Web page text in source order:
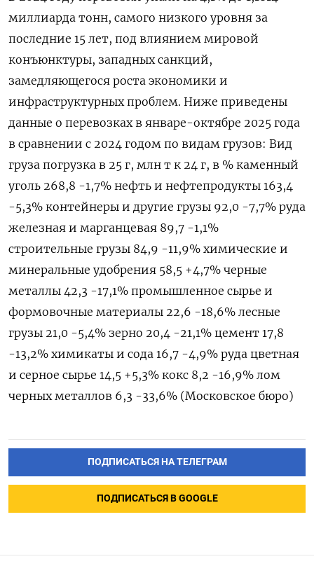
миллиарда тонн, самого низкого уровня за
последние 15 лет, под влиянием мировой
конъюнктуры, западных санкций,
замедляющегося роста экономики и
инфраструктурных проблем. Ниже приведены
данные о перевозках в январе-октябре 2025 года
в сравнении с 2024 годом по видам грузов: Вид
груза погрузка в 25 г, млн т к 24 г, в % каменный
уголь 268,8 -1,7% нефть и нефтепродукты 163,4
-5,3% контейнеры и другие грузы 92,0 -7,7% руда
железная и марганцевая 89,7 -1,1%
строительные грузы 84,9 -11,9% химические и
минеральные удобрения 58,5 +4,7% черные
металлы 42,3 -17,1% промышленное сырье и
формовочные материалы 22,6 -18,6% лесные
грузы 21,0 -5,4% зерно 20,4 -21,1% цемент 17,8
-13,2% химикаты и сода 16,7 -4,9% руда цветная
и серное сырье 14,5 +5,3% кокс 8,2 -16,9% лом
черных металлов 6,3 -33,6% (Московское бюро)
ПОДПИСАТЬСЯ НА ТЕЛЕГРАМ
ПОДПИСАТЬСЯ В GOOGLE